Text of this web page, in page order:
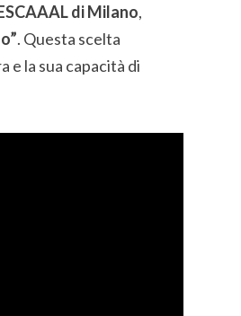
di Milano,
. Questa scelta
e la sua capacità di